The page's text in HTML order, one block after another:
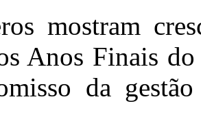
mostram
Anos Finais
da